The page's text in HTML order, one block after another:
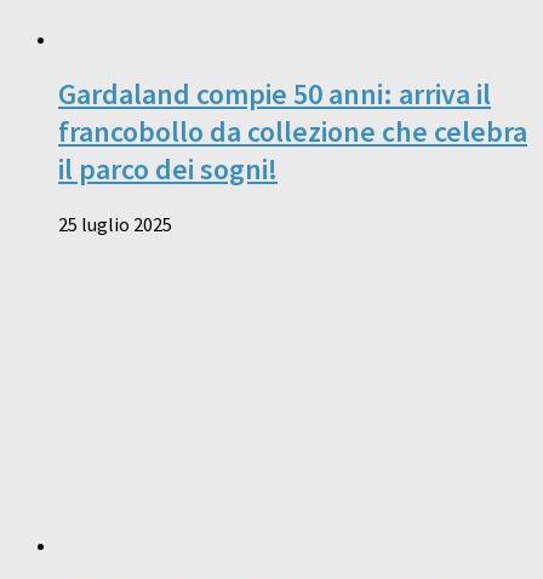
Gardaland compie 50 anni: arriva il
francobollo da collezione che celebra
il parco dei sogni!
25 luglio 2025